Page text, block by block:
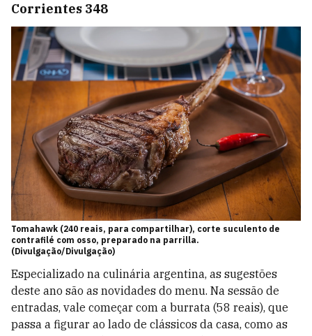
Corrientes 348
Tomahawk (240 reais, para compartilhar), corte suculento de
contrafilé com osso, preparado na parrilla.
(Divulgação/Divulgação)
Especializado na culinária argentina, as sugestões
deste ano são as novidades do menu. Na sessão de
entradas, vale começar com a burrata (58 reais), que
passa a figurar ao lado de clássicos da casa, como as